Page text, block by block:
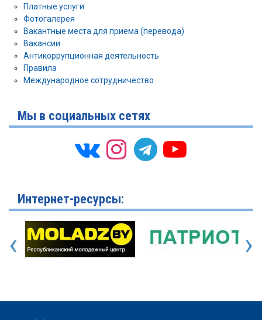
Платные услуги
Фотогалерея
Вакантные места для приема (перевода)
Вакансии
Антикоррупционная деятельность
Правила
Международное сотрудничество
Мы в социальных сетях
Интернет-ресурсы:
‹ ›